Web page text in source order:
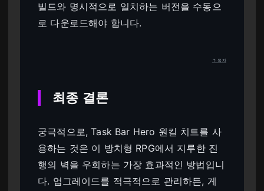
빌드와 명시적으로 일치하는 버전을 수동으
로 다운로드해야 합니다.
↑ 목차
최종 결론
궁극적으로, Task Bar Hero 원킬 치트를 사
용하는 것은 이 방치형 RPG에서 지루한 진
행의 벽을 우회하는 가장 효과적인 방법입니
다. 업그레이드를 적극적으로 관리하든, 게